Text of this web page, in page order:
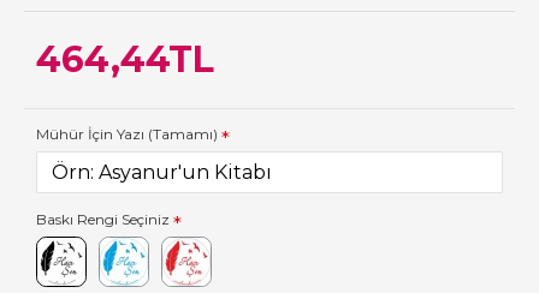
464,44TL
Mühür İçin Yazı (Tamamı)
Baskı Rengi Seçiniz